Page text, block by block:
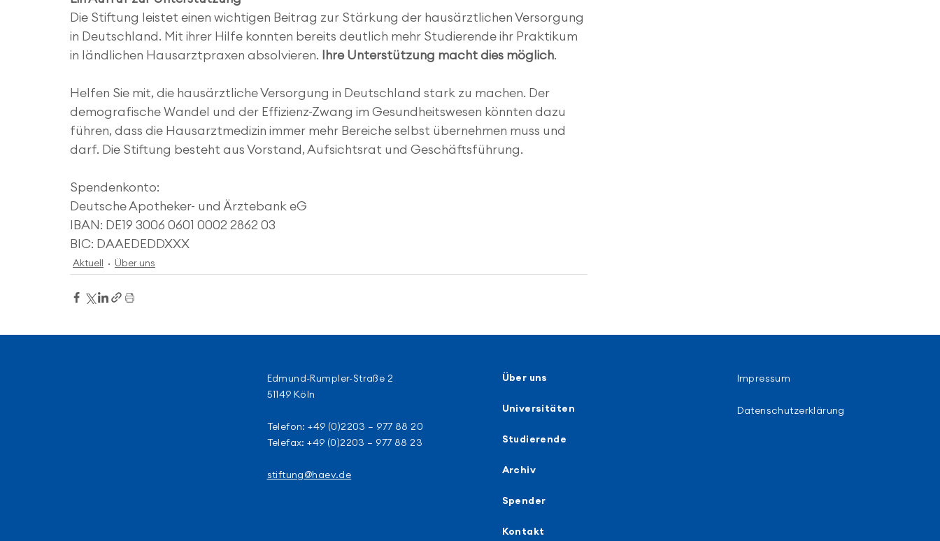
Die Stiftung leistet einen wichtigen Beitrag zur Stärkung der hausärztlichen Versorgung
in Deutschland. Mit ihrer Hilfe konnten bereits deutlich mehr Studierende ihr Praktikum
in ländlichen Hausarztpraxen absolvieren. Ihre Unterstützung macht dies möglich.
Helfen Sie mit, die hausärztliche Versorgung in Deutschland stark zu machen. Der
demografische Wandel und der Effizienz-Zwang im Gesundheitswesen könnten dazu
führen, dass die Hausarztmedizin immer mehr Bereiche selbst übernehmen muss und
darf. Die Stiftung besteht aus Vorstand, Aufsichtsrat und Geschäftsführung.
Spendenkonto:​
Deutsche Apotheker- und Ärztebank eG
IBAN: DE19 3006 0601 0002 2862 03
BIC: DAAEDEDDXXX
Aktuell Über uns
Edmund-Rumpler-Straße 2
51149 Köln
Telefon: +49 (0)2203 – 977 88 20
Telefax: +49 (0)2203 – 977 88 23
stiftung@haev.de
Über uns
Universitäten
Studierende
Archiv
Spender
Kontakt
Impressum
Datenschutzerklärung